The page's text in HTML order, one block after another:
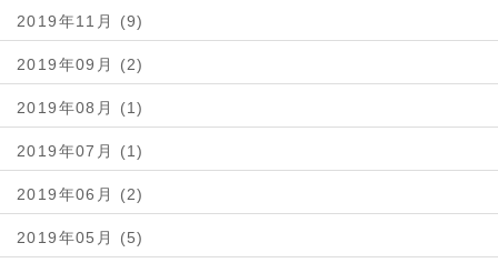
2019年11月 (9)
2019年09月 (2)
2019年08月 (1)
2019年07月 (1)
2019年06月 (2)
2019年05月 (5)